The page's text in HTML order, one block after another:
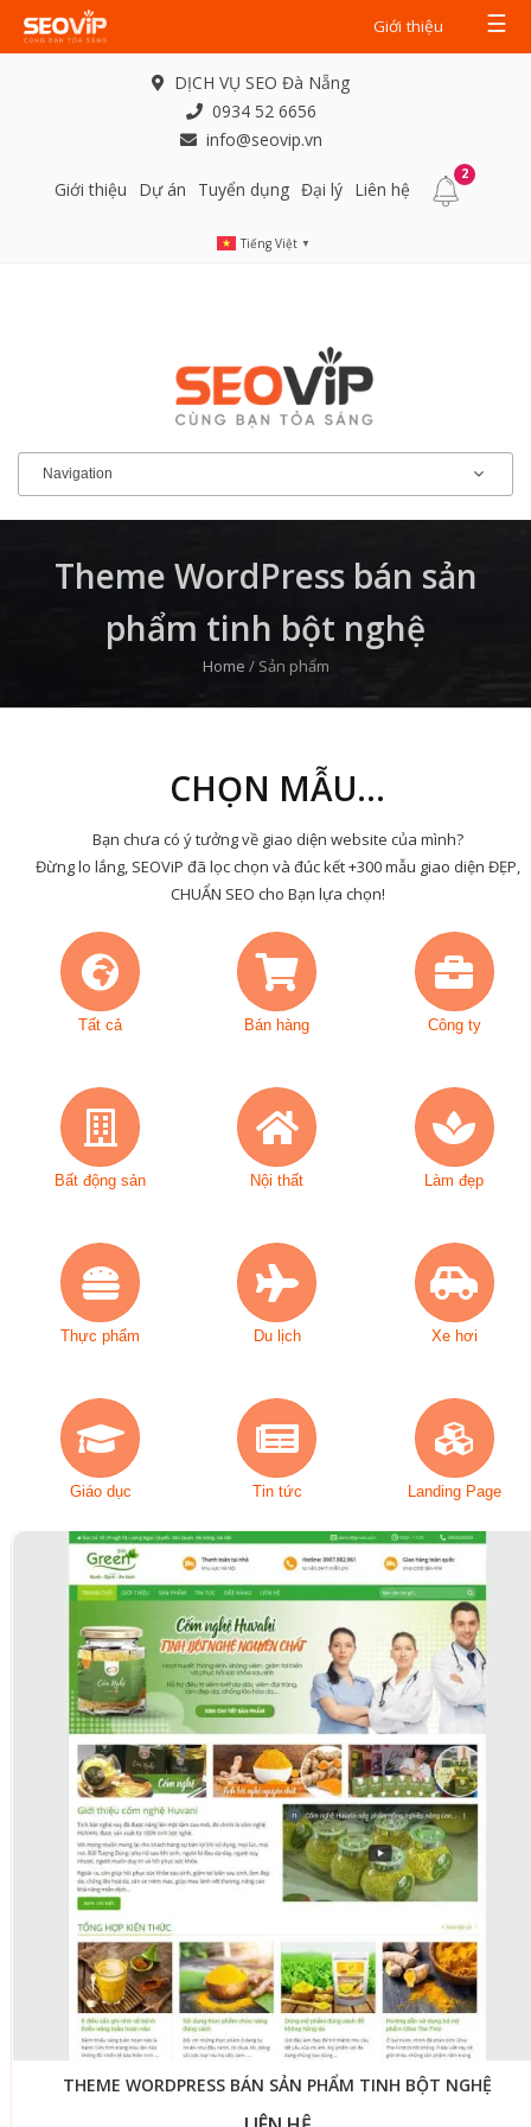
Giới thiệu ☰
DỊCH VỤ SEO Đà Nẵng
0934 52 6656
info@seovip.vn
Giới thiệu Dự án Tuyển dụng Đại lý Liên hệ
2
Tiếng Việt ▼
Theme WordPress bán sản
phẩm tinh bột nghệ
Home / Sản phẩm
CHỌN MẪU...
Bạn chưa có ý tưởng về giao diện website của mình?
Đừng lo lắng, SEOViP đã lọc chọn và đúc kết +300 mẫu giao diện ĐẸP,
CHUẨN SEO cho Bạn lựa chọn!
Tất cả Bán hàng Công ty
Bất động sản Nội thất Làm đẹp
Thực phẩm Du lịch Xe hơi
Giáo dục Tin tức Landing Page
THEME WORDPRESS BÁN SẢN PHẨM TINH BỘT NGHỆ